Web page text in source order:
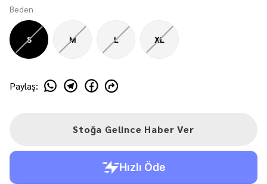
Beden
S M L XL
Paylaş:
Stoğa Gelince Haber Ver